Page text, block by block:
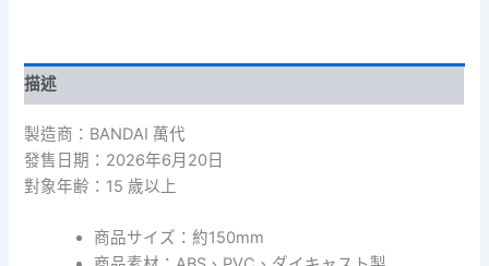
描述
製造商：BANDAI 萬代
發售日期：2026年6月20日
對象年齢：15 歲以上
商品サイズ：約150mm